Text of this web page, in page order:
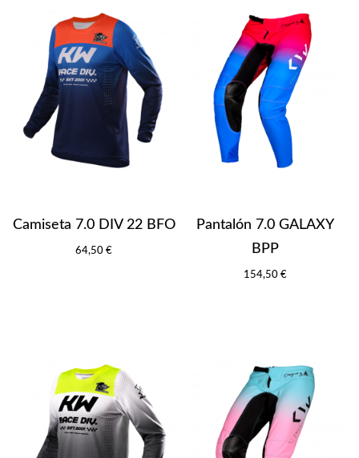
Camiseta 7.0 DIV 22 BFO
64,50 €
Pantalón 7.0 GALAXY
BPP
154,50 €